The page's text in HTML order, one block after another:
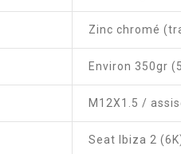
Zinc chromé
Environ 350gr
M12X1.5 /
Seat Ibiza 2